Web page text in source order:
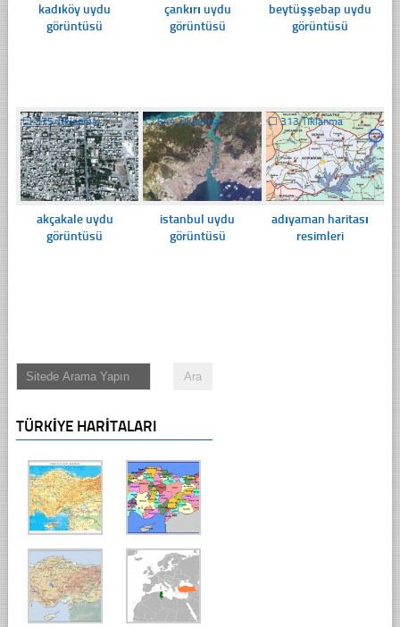
kadıköy uydu
görüntüsü
çankırı uydu
görüntüsü
beytüşşebap uydu
görüntüsü
☐375 Tıklanma
akçakale uydu
görüntüsü
☐644 Tıklanma
istanbul uydu
görüntüsü
☐313 Tıklanma
adıyaman haritası
resimleri
TÜRKIYE HARITALARI